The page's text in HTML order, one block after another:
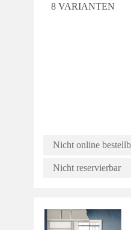
8 VARIANTEN
Nicht online
Nicht reservierbar